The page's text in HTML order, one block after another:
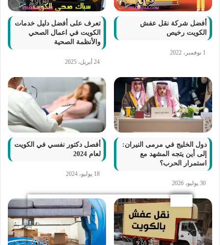
أفضل شركة نقل عفش
الكويت رخيص
1 نوفمبر، 2022
تعرف على أفضل دليل خدمات
الكويت في اعمال الصحي
والأنظمة الصحية
24 أبريل، 2025
دول الخليج في مرمى النيران:
إلى أين يتجه المشهد مع
استمرار الحرب؟
30 يوليو، 2026
أفصل دكتور نفسي في الكويت
لعام 2024
18 يوليو، 2024